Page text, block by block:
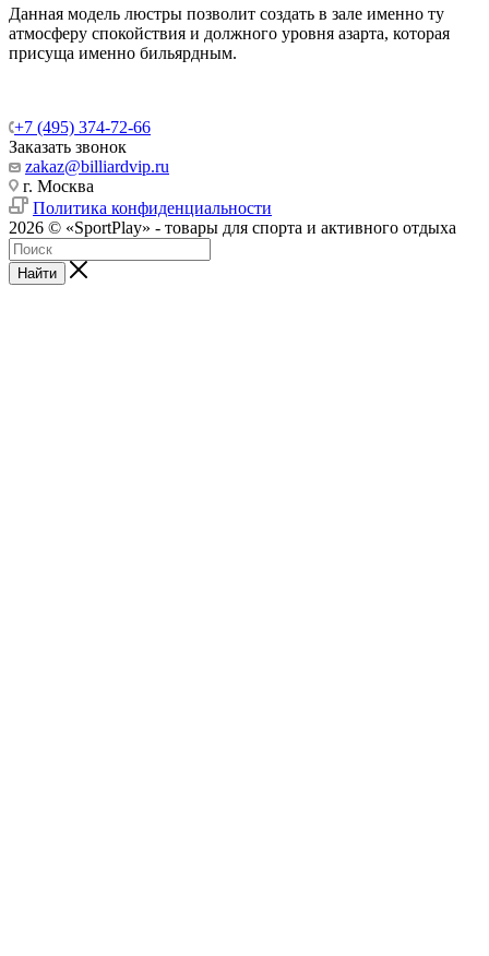
Данная модель люстры позволит создать в зале именно ту
атмосферу спокойствия и должного уровня азарта, которая
присуща именно бильярдным.
+7 (495) 374-72-66
Заказать звонок
zakaz@billiardvip.ru
г. Москва
Политика конфиденциальности
2026 © «SportPlay» - товары для спорта и активного отдыха
Найти